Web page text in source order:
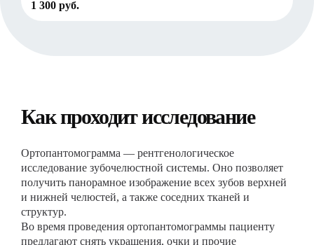
1 300 руб.
Как проходит исследование
Ортопантомограмма — рентгенологическое
исследование зубочелюстной системы. Оно позволяет
получить панорамное изображение всех зубов верхней
и нижней челюстей, а также соседних тканей и
структур.
Во время проведения ортопантомограммы пациенту
предлагают снять украшения, очки и прочие